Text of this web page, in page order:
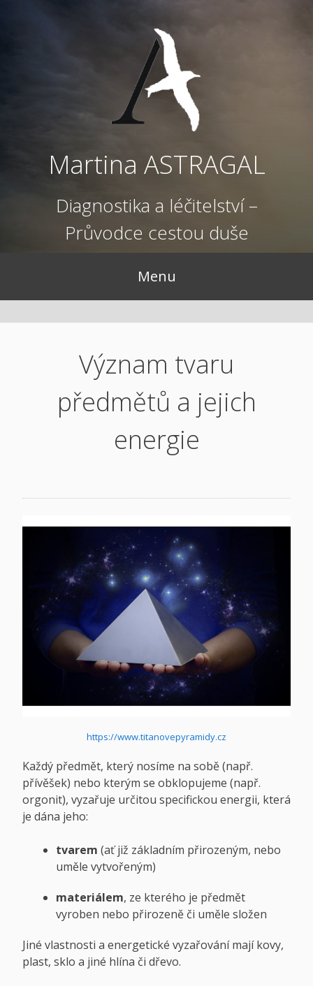
Martina ASTRAGAL
Diagnostika a léčitelství –
Průvodce cestou duše
Menu
Význam tvaru
předmětů a jejich
energie
https://www.titanovepyramidy.cz
Každý předmět, který nosíme na sobě (např.
přívěšek) nebo kterým se obklopujeme (např.
orgonit), vyzařuje určitou specifickou energii, která
je dána jeho:
tvarem (ať již základním přirozeným, nebo
uměle vytvořeným)
materiálem, ze kterého je předmět
vyroben nebo přirozeně či uměle složen
Jiné vlastnosti a energetické vyzařování mají kovy,
plast, sklo a jiné hlína či dřevo.